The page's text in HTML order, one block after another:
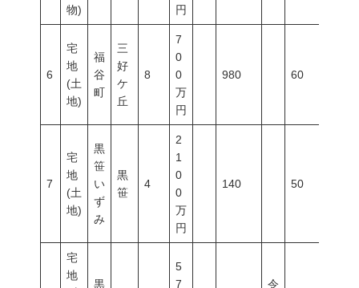
物)
円
6
宅
地
(土
地)
福
谷
町
三
好
ケ
丘
8
7
0
0
万
円
980 60
7
宅
地
(土
地)
黒
笹
い
ず
み
黒
笹
4
2
1
0
0
万
円
140 50
宅
地
黒
5
7
令